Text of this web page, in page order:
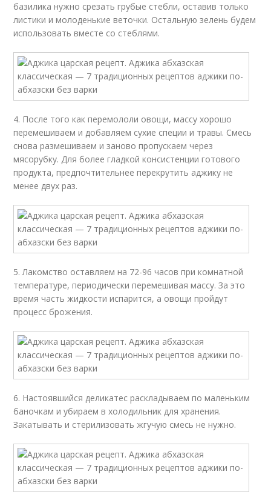
базилика нужно срезать грубые стебли, оставив только
листики и молоденькие веточки. Остальную зелень будем
использовать вместе со стеблями.
4. После того как перемололи овощи, массу хорошо
перемешиваем и добавляем сухие специи и травы. Смесь
снова размешиваем и заново пропускаем через
мясорубку. Для более гладкой консистенции готового
продукта, предпочтительнее перекрутить аджику не
менее двух раз.
5. Лакомство оставляем на 72-96 часов при комнатной
температуре, периодически перемешивая массу. За это
время часть жидкости испарится, а овощи пройдут
процесс брожения.
6. Настоявшийся деликатес раскладываем по маленьким
баночкам и убираем в холодильник для хранения.
Закатывать и стерилизовать жгучую смесь не нужно.